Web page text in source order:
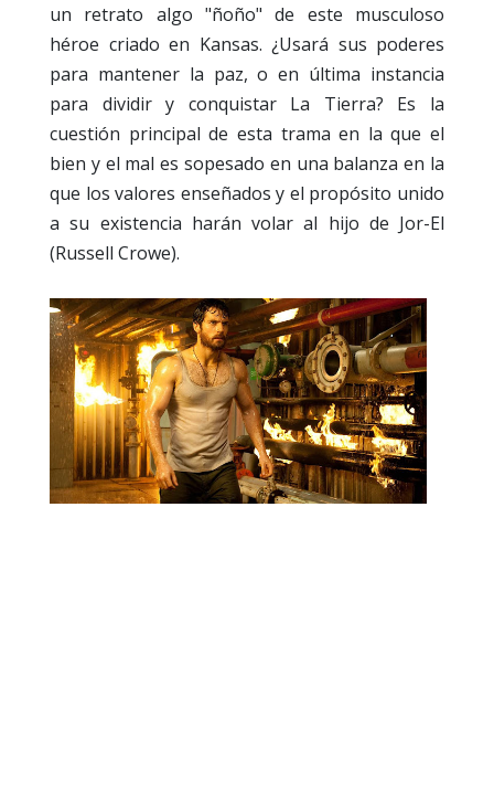
un retrato algo "ñoño" de este musculoso
héroe criado en Kansas. ¿Usará sus poderes
para mantener la paz, o en última instancia
para dividir y conquistar La Tierra? Es la
cuestión principal de esta trama en la que el
bien y el mal es sopesado en una balanza en la
que los valores enseñados y el propósito unido
a su existencia harán volar al hijo de Jor-El
(Russell Crowe).